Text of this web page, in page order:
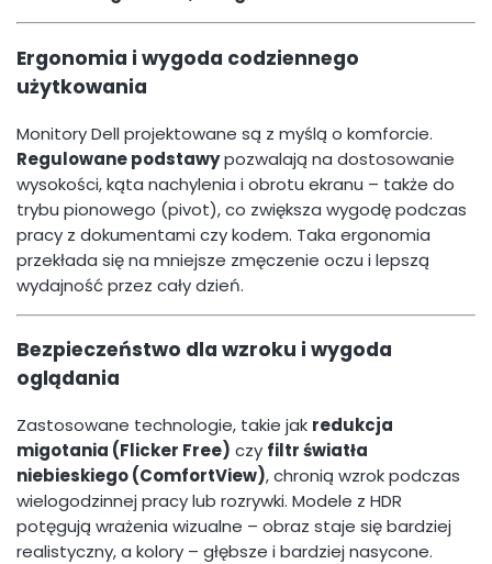
Ergonomia i wygoda codziennego
użytkowania
Monitory Dell projektowane są z myślą o komforcie.
Regulowane podstawypozwalają na dostosowanie
wysokości, kąta nachylenia i obrotu ekranu – także do
trybu pionowego (pivot), co zwiększa wygodę podczas
pracy z dokumentami czy kodem. Taka ergonomia
przekłada się na mniejsze zmęczenie oczu i lepszą
wydajność przez cały dzień.
Bezpieczeństwo dla wzroku i wygoda
oglądania
Zastosowane technologie, takie jak redukcja
migotania (Flicker Free) czy filtr światła
niebieskiego (ComfortView), chronią wzrok podczas
wielogodzinnej pracy lub rozrywki. Modele z HDR
potęgują wrażenia wizualne – obraz staje się bardziej
realistyczny, a kolory – głębsze i bardziej nasycone.